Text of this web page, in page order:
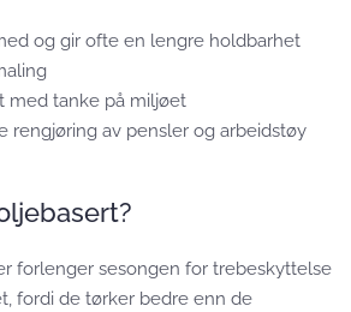
og gir ofte en lengre holdbarhet
med tanke på miljøet
rengjøring av pensler og arbeidstøy
forlenger sesongen for trebeskyttelse
fordi de tørker bedre enn de